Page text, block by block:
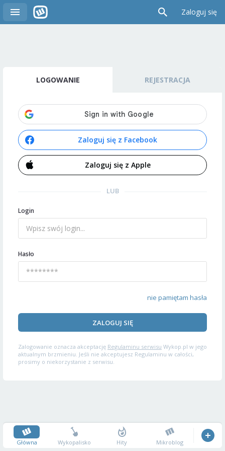
Zaloguj się
LOGOWANIE REJESTRACJA
Zaloguj się z Facebook
Zaloguj się z Apple
LUB
Login
Hasło
nie pamiętam hasła
ZALOGUJ SIĘ
Zalogowanie oznacza akceptację Regulaminu serwisu Wykop.pl w jego
aktualnym brzmieniu. Jeśli nie akceptujesz Regulaminu w całości,
prosimy o niekorzystanie z serwisu.
Główna Wykopalisko Hity Mikroblog